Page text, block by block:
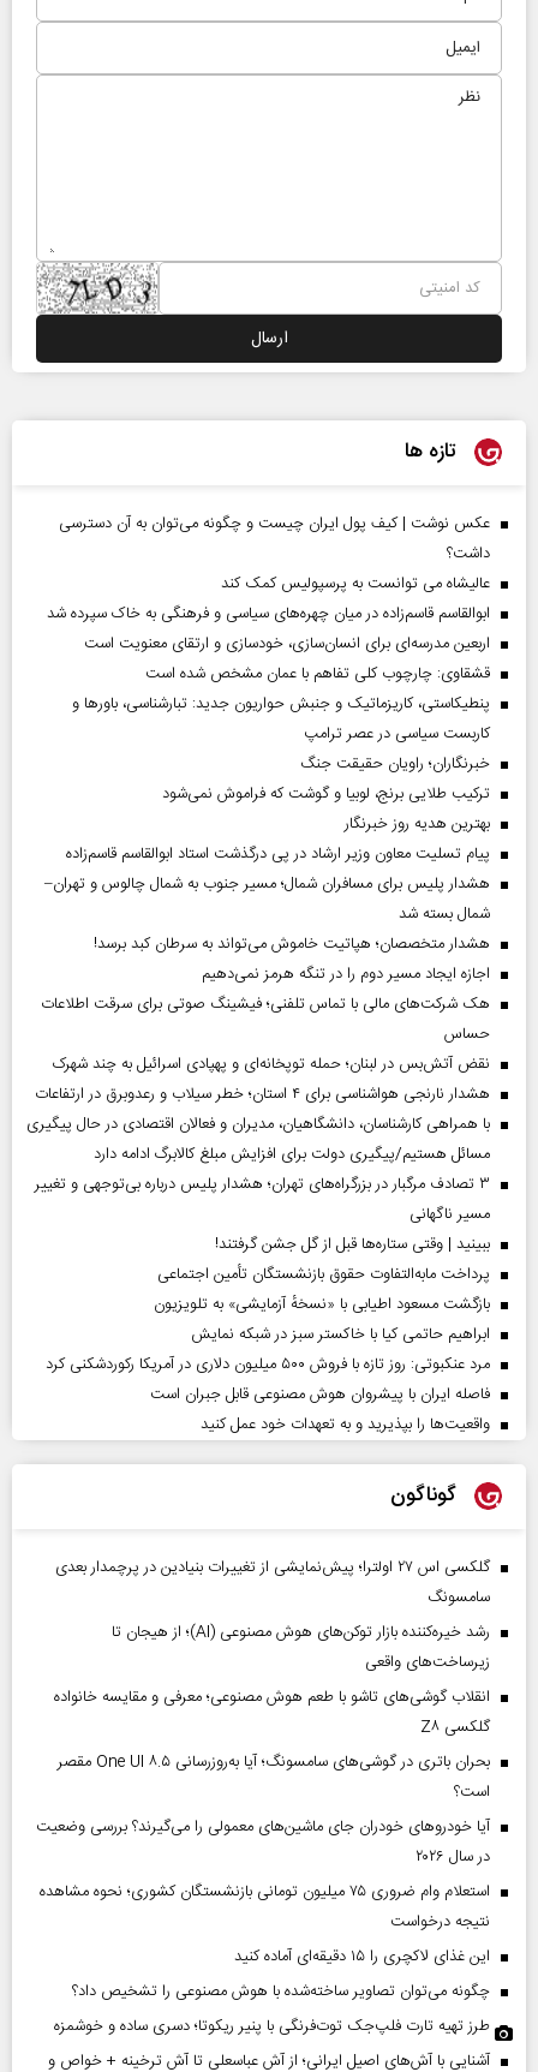
تازه ها
عکس نوشت | کیف پول ایران چیست و چگونه می‌توان به آن دسترسی
داشت؟
عالیشاه می توانست به پرسپولیس کمک کند
ابوالقاسم قاسم‌زاده در میان چهره‌های سیاسی و فرهنگی به خاک سپرده شد
اربعین مدرسه‌ای برای انسان‌سازی، خودسازی و ارتقای معنویت است
قشقاوی: چارچوب کلی تفاهم با عمان مشخص شده است
پنطیکاستی، کاریزماتیک و جنبش حواریون جدید: تبارشناسی، باور‌ها و
کاربست سیاسی در عصر ترامپ
خبرنگاران؛ راویان حقیقت جنگ
ترکیب طلایی برنج، لوبیا و گوشت که فراموش نمی‌شود
بهترین هدیه روز خبرنگار
پیام تسلیت معاون وزیر ارشاد در پی درگذشت استاد ابوالقاسم قاسم‌زاده
هشدار پلیس برای مسافران شمال؛ مسیر جنوب به شمال چالوس و تهران–
شمال بسته شد
هشدار متخصصان؛ هپاتیت خاموش می‌تواند به سرطان کبد برسد!
اجازه ایجاد مسیر دوم را در تنگه هرمز نمی‌دهیم
هک شرکت‌های مالی با تماس تلفنی؛ فیشینگ صوتی برای سرقت اطلاعات
حساس
نقض آتش‌بس در لبنان؛ حمله توپخانه‌ای و پهپادی اسرائیل به چند شهرک
هشدار نارنجی هواشناسی برای ۴ استان؛ خطر سیلاب و رعدوبرق در ارتفاعات
با همراهی کارشناسان، دانشگاهیان، مدیران و فعالان اقتصادی در حال پیگیری
مسائل هستیم/پیگیری دولت برای افزایش مبلغ کالابرگ ادامه دارد
۳ تصادف مرگبار در بزرگراه‌های تهران؛ هشدار پلیس درباره بی‌توجهی و تغییر
مسیر ناگهانی
ببینید | وقتی ستاره‌ها قبل از گل جشن گرفتند!
پرداخت مابه‌التفاوت حقوق بازنشستگان تأمین اجتماعی
بازگشت مسعود اطیابی با «نسخهٔ آزمایشی» به تلویزیون
ابراهیم حاتمی کیا با خاکستر سبز در شبکه نمایش
مرد عنکبوتی: روز تازه با فروش ۵۰۰ میلیون دلاری در آمریکا رکوردشکنی کرد
فاصله ایران با پیشرو‌ان هوش مصنوعی قابل جبران است
واقعیت‌ها را بپذیرید و به تعهدات خود عمل کنید
گوناگون
گلکسی اس ۲۷ اولترا؛ پیش‌نمایشی از تغییرات بنیادین در پرچمدار بعدی
سامسونگ
رشد خیره‌کننده بازار توکن‌های هوش مصنوعی (AI)؛ از هیجان تا
زیرساخت‌های واقعی
انقلاب گوشی‌های تاشو‌ با طعم هوش مصنوعی؛ معرفی و مقایسه خانواده
گلکسی Z۸
بحران باتری در گوشی‌های سامسونگ؛ آیا به‌روزرسانی One UI ۸.۵ مقصر
است؟
آیا خودروهای خودران جای ماشین‌های معمولی را می‌گیرند؟ بررسی وضعیت
در سال ۲۰۲۶
استعلام وام ضروری ۷۵ میلیون تومانی بازنشستگان کشوری؛ نحوه مشاهده
نتیجه درخواست
این غذای لاکچری را ۱۵ دقیقه‌ای آماده کنید
چگونه می‌توان تصاویر ساخته‌شده با هوش مصنوعی را تشخیص داد؟
طرز تهیه تارت فلپ‌جک توت‌فرنگی با پنیر ریکوتا؛ دسری ساده و خوشمزه
آشنایی با آش‌های اصیل ایرانی؛ از آش عباسعلی تا آش ترخینه + خواص و